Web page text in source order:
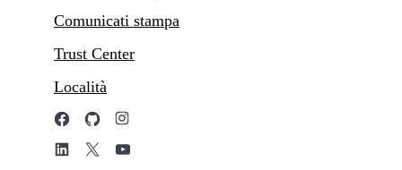
Comunicati stampa
Trust Center
Località